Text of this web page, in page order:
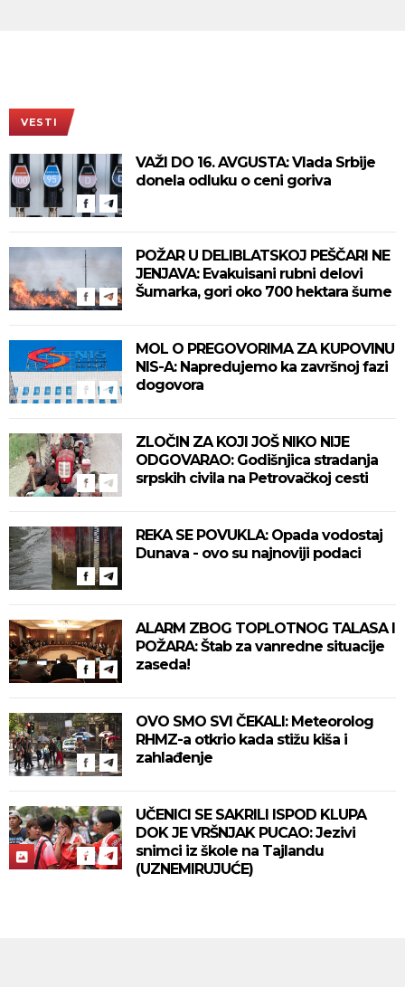
VESTI
VAŽI DO 16. AVGUSTA: Vlada Srbije
donela odluku o ceni goriva
POŽAR U DELIBLATSKOJ PEŠČARI NE
JENJAVA: Evakuisani rubni delovi
Šumarka, gori oko 700 hektara šume
MOL O PREGOVORIMA ZA KUPOVINU
NIS-A: Napredujemo ka završnoj fazi
dogovora
ZLOČIN ZA KOJI JOŠ NIKO NIJE
ODGOVARAO: Godišnjica stradanja
srpskih civila na Petrovačkoj cesti
REKA SE POVUKLA: Opada vodostaj
Dunava - ovo su najnoviji podaci
ALARM ZBOG TOPLOTNOG TALASA I
POŽARA: Štab za vanredne situacije
zaseda!
OVO SMO SVI ČEKALI: Meteorolog
RHMZ-a otkrio kada stižu kiša i
zahlađenje
UČENICI SE SAKRILI ISPOD KLUPA
DOK JE VRŠNJAK PUCAO: Jezivi
snimci iz škole na Tajlandu
(UZNEMIRUJUĆE)